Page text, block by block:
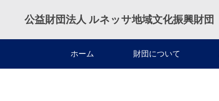
公益財団法人 ルネッサ地域文化振興財団
ホーム 財団について
過去の活動 第9回講演会のご報告